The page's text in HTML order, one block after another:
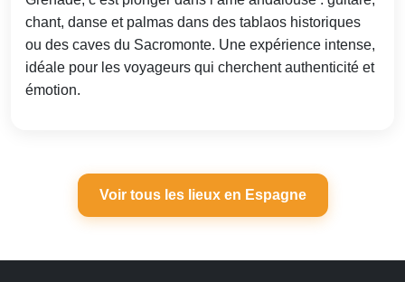
chant, danse et palmas dans des tablaos historiques
ou des caves du Sacromonte. Une expérience intense,
idéale pour les voyageurs qui cherchent authenticité et
émotion.
Voir tous les lieux en Espagne